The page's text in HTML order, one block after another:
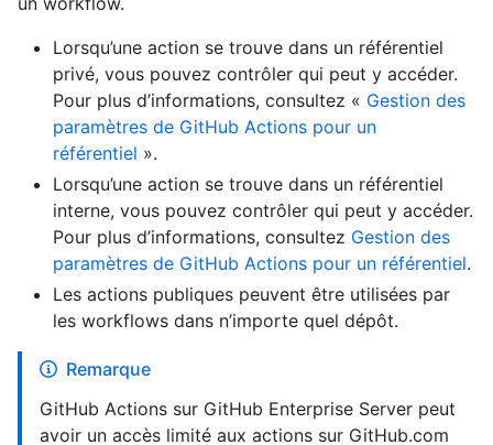
Lorsqu’une action se trouve dans un référentiel
privé, vous pouvez contrôler qui peut y accéder.
Pour plus d’informations, consultez « Gestion des
paramètres de GitHub Actions pour un
référentiel ».
Lorsqu’une action se trouve dans un référentiel
interne, vous pouvez contrôler qui peut y accéder.
Pour plus d’informations, consultez Gestion des
paramètres de GitHub Actions pour un référentiel.
Les actions publiques peuvent être utilisées par
les workflows dans n’importe quel dépôt.
Remarque
GitHub Actions sur GitHub Enterprise Server peut
avoir un accès limité aux actions sur GitHub.com